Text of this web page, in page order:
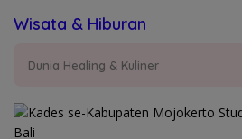
Wisata & Hiburan
Dunia Healing & Kuliner